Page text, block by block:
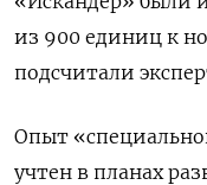
из 900 единиц к
подсчитали
Опыт
учтен в планах